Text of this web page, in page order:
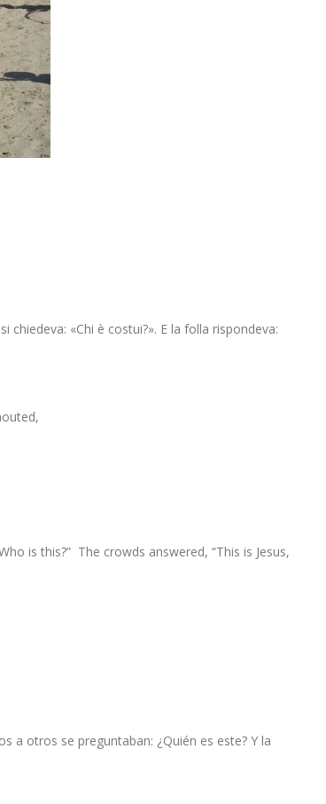
«Chi è costui?». E la folla rispondeva:
is this?” The crowds answered, “This is Jesus,
a otros se preguntaban: ¿Quién es este? Y la